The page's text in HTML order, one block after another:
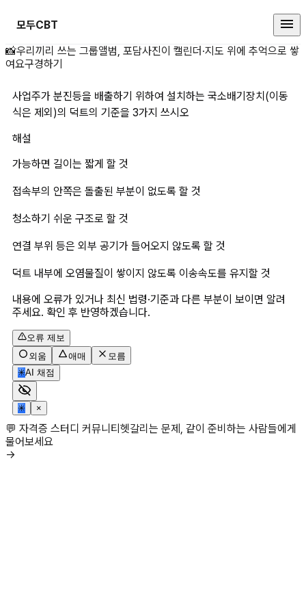
모두CBT
사업주가 분진등을 배출하기 위하
📸우리끼리 쓰는 그룹앨범, 포담사진이 캘린더·지도 위에 추억으로 쌓
여요구경하기
사업주가 분진등을 배출하기 위하여 설치하는 국소배기장치(이동
식은 제외)의 덕트의 기준을 3가지 쓰시오
해설
가능하면 길이는 짧게 할 것
접속부의 안쪽은 돌출된 부분이 없도록 할 것
청소하기 쉬운 구조로 할 것
연결 부위 등은 외부 공기가 들어오지 않도록 할 것
덕트 내부에 오염물질이 쌓이지 않도록 이송속도를 유지할 것
내용에 오류가 있거나 최신 법령·기준과 다른 부분이 보이면 알려
주세요. 확인 후 반영하겠습니다.
오류 제보
외움
애매
모름
✳AI 채점
✳ ×
💬 자격증 스터디 커뮤니티헷갈리는 문제, 같이 준비하는 사람들에게
물어보세요
→